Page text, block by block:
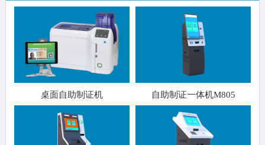
桌面自助制证机 自助制证一体机M805